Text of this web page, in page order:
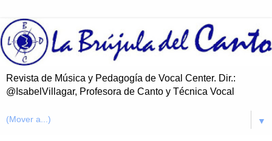
Revista de Música y Pedagogía de Vocal Center. Dir.:
@IsabelVillagar, Profesora de Canto y Técnica Vocal
▼